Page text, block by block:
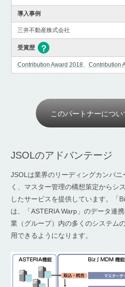
導入事例
三井不動産株式会社
受賞歴
Contribution Award 2018、 Contribution
このパートナーにつ
JSOLのアドバンテージ
JSOLは業界のリーディングカンパ
く、マスター管理の構想策定からシ
したサービスを提供しています。「
は、「ASTERIA Warp」のデータ連
業（グループ）内の多くのシステム
用できるようになります。